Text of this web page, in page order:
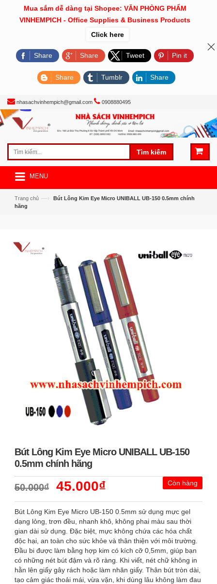
nhasachvinhempich@gmail.com 0908880495
Tìm kiếm
MENU
Trang chủ —›
Bút Lông Kim Eye Micro UNIBALL UB-150 0.5mm chính
hãng
Bút Lông Kim Eye Micro UNIBALL UB-150
0.5mm chính hãng
Còn hàng
50.000₫ 45.000₫
Bút Lông Kim Eye Micro UB-150 0.5mm sử dụng mực gel
dạng lỏng, trơn đều, nhanh khô, không phai màu sau thời
gian dài sử dụng. Đặc biệt, mực không chứa các hóa chất
độc hại, an toàn cho sức khỏe và thân thiện với môi trường.
Đầu bi được làm bằng hợp kim có kích cỡ 0,5mm, giúp bạn
có những nét bút đậm và rõ ràng. Khi viết, nét chữ không in
hằn lên giấy gây rách hoặc làm nhăn giấy. Thân bút tròn dài,
tạo cảm giác thoải mái, vừa vặn, khi dùng lâu không làm đau
Mua sắm dễ dàng tại Shopee: VĂN PHÒNG PHẨM
VINHEMPICH - Office Supplies & Business Products
Click here
Share Share Tweet Pin it
Share Tumblr Share